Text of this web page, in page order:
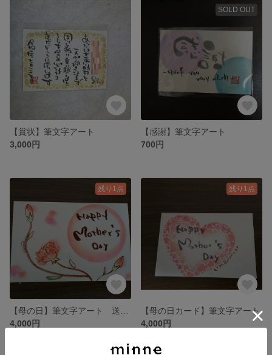
【賞状】筆文字アート
3,000円
SOLD OUT
【感謝】筆文字アート
700円
残り1点
4,000円
残り1点
【母の日カード】筆文字アート
4,000円